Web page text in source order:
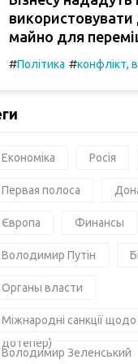
майно для
#Політика #конфлікт,
Економіка Росія
Первая полоса
Європа Финансы
Володимир Путін
Органы власти
Міжнародні санкції
дотепер)
Володимир Зеленський